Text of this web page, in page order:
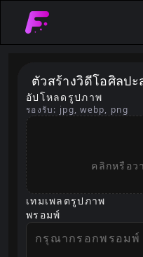
ตัวสร้างวิดีโอศิลป
อัปโหลดรูปภาพ
รองรับ: jpg, webp, png
คลิกหรือว
เทมเพลตรูปภาพ
พรอมพ์